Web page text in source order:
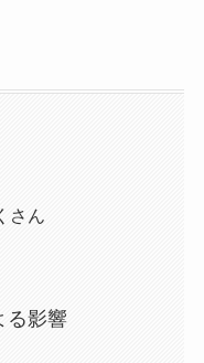
さん
る影響